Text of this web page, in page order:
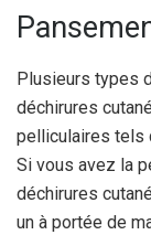
Plusieurs types
déchirures
pelliculaires tels
Si vous avez la
déchirures
un à portée de